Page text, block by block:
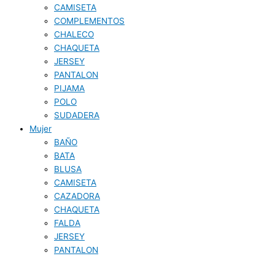
CAMISETA
COMPLEMENTOS
CHALECO
CHAQUETA
JERSEY
PANTALON
PIJAMA
POLO
SUDADERA
Mujer
BAÑO
BATA
BLUSA
CAMISETA
CAZADORA
CHAQUETA
FALDA
JERSEY
PANTALON